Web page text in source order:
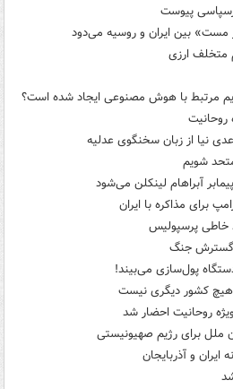
پیوست
مست» بین ایران و روسیه می‌دود
مرتبط با هوش مصنوعی ایجاد شده است؟
روحانیت
نیا از زبان سخنگوی عدلیه
متحد شویم
آبراهام لینکلن می‌شود
برای مذاکره با ایران
خاطی پرسپولیس
گسترش جنگ
پول‌سازی می‌بیند!
هیچ کشور دیگری نیست
روحانیت احضار شد
برای رژیم صهیونیستی
ایران و آذربایجان